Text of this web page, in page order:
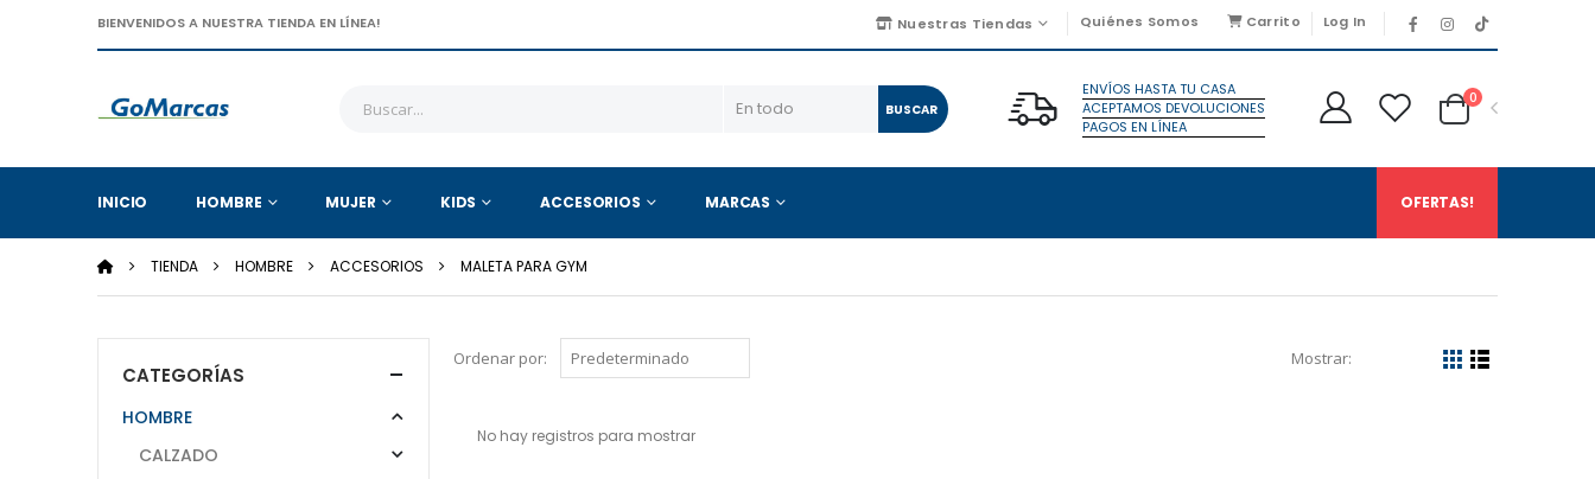
BIENVENIDOS A NUESTRA TIENDA EN LÍNEA! Nuestras Tiendas Quiénes Somos Carrito Log In
BUSCAR
ENVÍOS HASTA TU CASA
ACEPTAMOS DEVOLUCIONES
PAGOS EN LÍNEA
0
INICIO HOMBRE MUJER KIDS ACCESORIOS MARCAS OFERTAS!
TIENDA HOMBRE ACCESORIOS MALETA PARA GYM
Ordenar por: Mostrar:
No hay registros para mostrar
CATEGORÍAS
HOMBRE
CALZADO